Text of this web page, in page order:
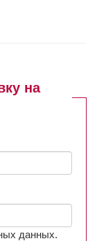
на
данных.